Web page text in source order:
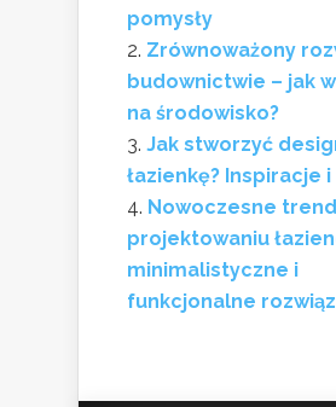
pomysły
Zrównoważony
budownictwie – jak
na środowisko?
Jak stworzyć
łazienkę? Inspiracje
Nowoczesne
projektowaniu
minimalistyczne i
funkcjonalne